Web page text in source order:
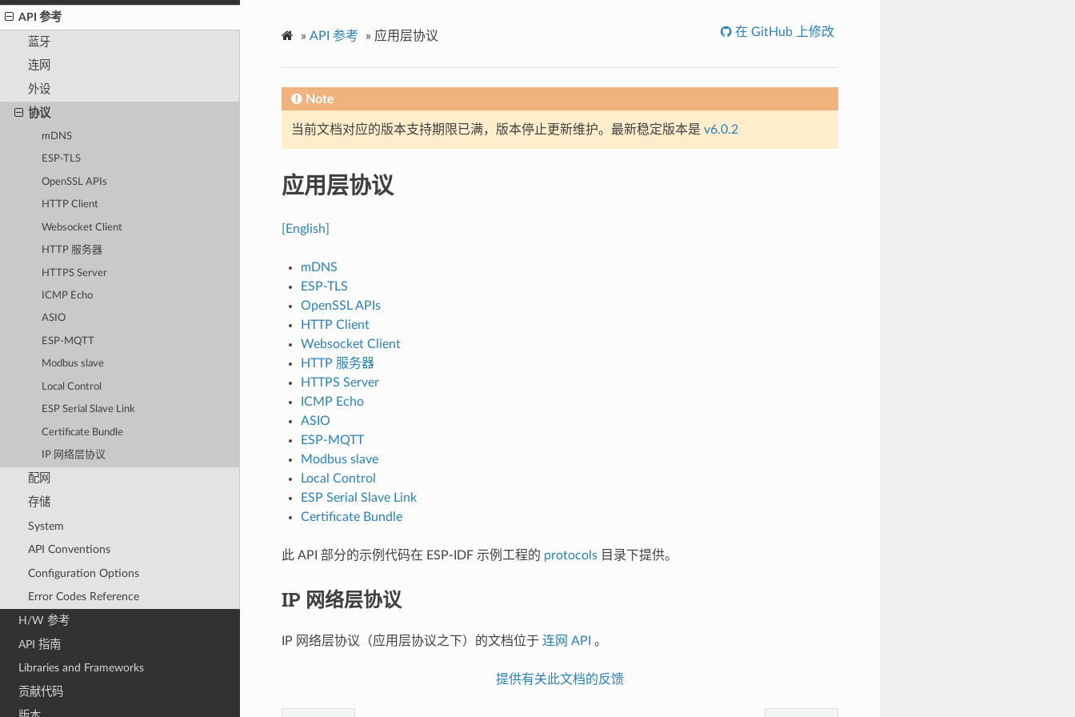
API 参考
蓝牙
连网
外设
协议
mDNS
ESP-TLS
OpenSSL APIs
HTTP Client
Websocket Client
HTTP 服务器
HTTPS Server
ICMP Echo
ASIO
ESP-MQTT
Modbus slave
Local Control
ESP Serial Slave Link
Certificate Bundle
IP 网络层协议
配网
存储
System
API Conventions
Configuration Options
Error Codes Reference
H/W 参考
API 指南
Libraries and Frameworks
贡献代码
» API 参考 » 应用层协议 在 GitHub 上修改
Note
当前文档对应的版本支持期限已满，版本停止更新维护。最新稳定版本是 v6.0.2
应用层协议
[English]
mDNS
ESP-TLS
OpenSSL APIs
HTTP Client
Websocket Client
HTTP 服务器
HTTPS Server
ICMP Echo
ASIO
ESP-MQTT
Modbus slave
Local Control
ESP Serial Slave Link
Certificate Bundle
此 API 部分的示例代码在 ESP-IDF 示例工程的 protocols目录下提供。
IP 网络层协议
IP 网络层协议（应用层协议之下）的文档位于 连网 API 。
提供有关此文档的反馈